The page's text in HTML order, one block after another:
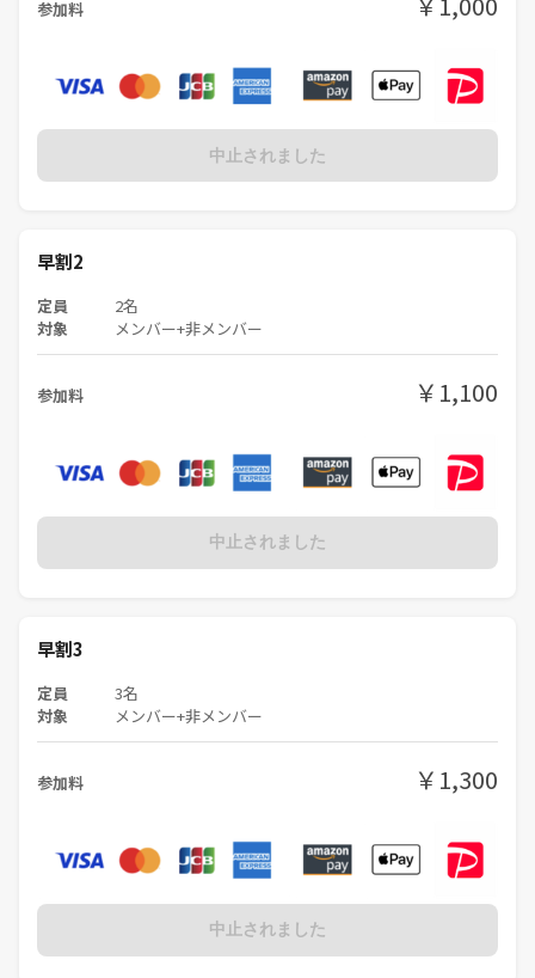
参加料
中止されました
早割2
定員 2名
対象 メンバー+非メンバー
参加料 ￥1,100
中止されました
早割3
定員 3名
対象 メンバー+非メンバー
参加料 ￥1,300
中止されました